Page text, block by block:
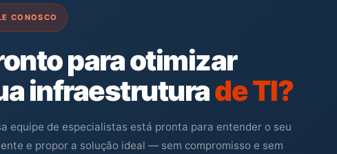
CONOSCO
para otimizar
infraestruturade TI?
equipe de especialistas está pronta para entender o seu
e propor a solução ideal — sem compromisso e sem